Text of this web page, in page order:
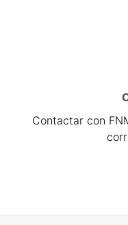
Contactar con